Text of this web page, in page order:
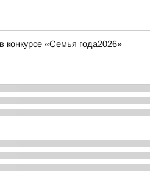
«Семья года2026»